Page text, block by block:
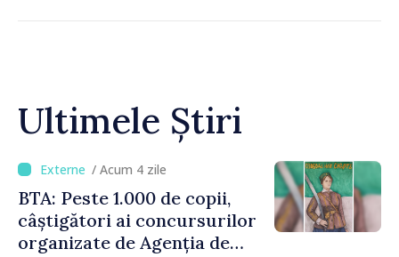
Ultimele Știri
/ Acum 4 zile
BTA: Peste 1.000 de copii,
câștigători ai concursurilor
organizate de Agenția de